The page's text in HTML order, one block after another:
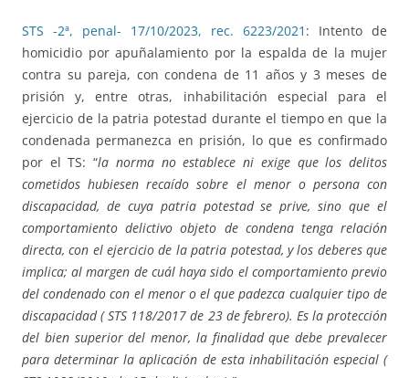
STS -2ª, penal- 17/10/2023, rec. 6223/2021 : Intento de
homicidio por apuñalamiento por la espalda de la mujer
contra su pareja, con condena de 11 años y 3 meses de
prisión y, entre otras, inhabilitación especial para el
ejercicio de la patria potestad durante el tiempo en que la
condenada permanezca en prisión, lo que es confirmado
por el TS: “la norma no establece ni exige que los delitos
cometidos hubiesen recaído sobre el menor o persona con
discapacidad, de cuya patria potestad se prive, sino que el
comportamiento delictivo objeto de condena tenga relación
directa, con el ejercicio de la patria potestad, y los deberes que
implica; al margen de cuál haya sido el comportamiento previo
del condenado con el menor o el que padezca cualquier tipo de
discapacidad ( STS 118/2017 de 23 de febrero). Es la protección
del bien superior del menor, la finalidad que debe prevalecer
para determinar la aplicación de esta inhabilitación especial (